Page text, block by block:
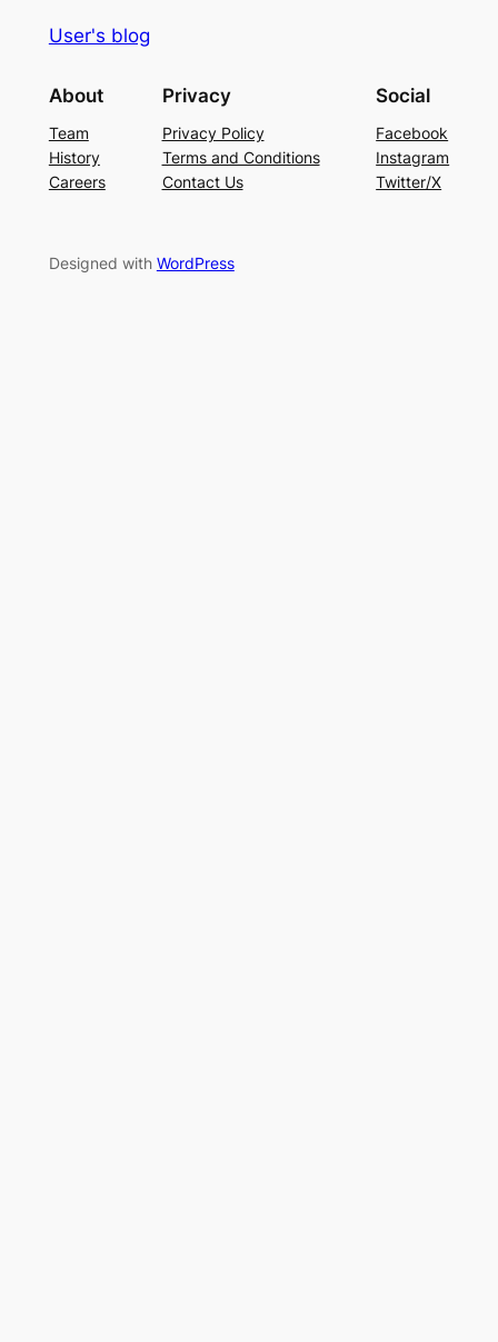
User's blog
About
Team
History
Careers
Privacy
Privacy Policy
Terms and Conditions
Contact Us
Social
Facebook
Instagram
Twitter/X
Designed with WordPress